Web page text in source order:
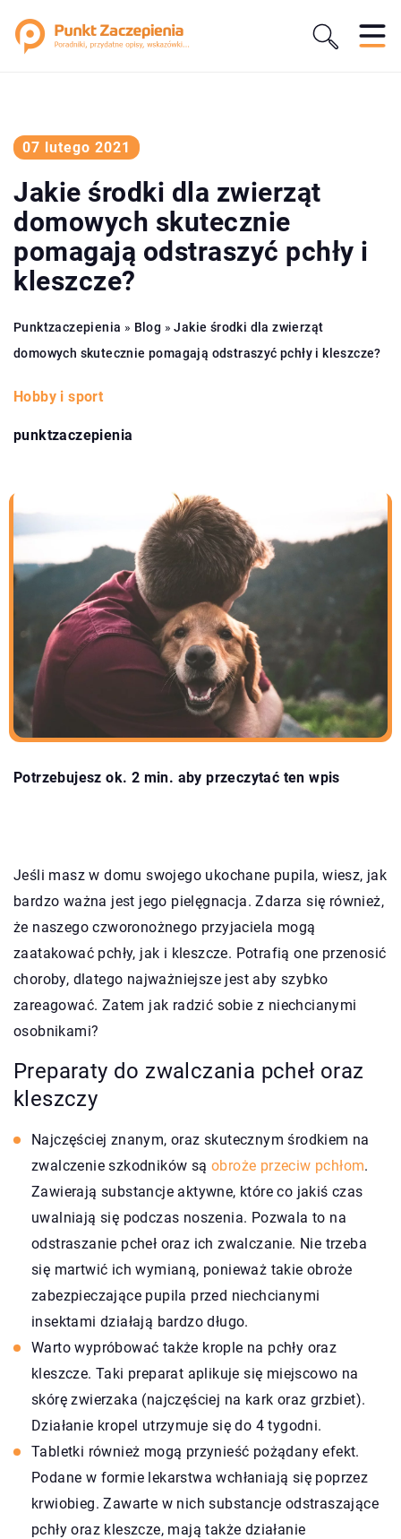
07 lutego 2021
Jakie środki dla zwierząt
domowych skutecznie
pomagają odstraszyć pchły i
kleszcze?
Punktzaczepienia » Blog »Jakie środki dla zwierząt
domowych skutecznie pomagają odstraszyć pchły i kleszcze?
Hobby i sport
punktzaczepienia
Potrzebujesz ok. 2 min. aby przeczytać ten wpis
Jeśli masz w domu swojego ukochane pupila, wiesz, jak
bardzo ważna jest jego pielęgnacja. Zdarza się również,
że naszego czworonożnego przyjaciela mogą
zaatakować pchły, jak i kleszcze. Potrafią one przenosić
choroby, dlatego najważniejsze jest aby szybko
zareagować. Zatem jak radzić sobie z niechcianymi
osobnikami?
Preparaty do zwalczania pcheł oraz
kleszczy
Najczęściej znanym, oraz skutecznym środkiem na
zwalczenie szkodników są obroże przeciw pchłom.
Zawierają substancje aktywne, które co jakiś czas
uwalniają się podczas noszenia. Pozwala to na
odstraszanie pcheł oraz ich zwalczanie. Nie trzeba
się martwić ich wymianą, ponieważ takie obroże
zabezpieczające pupila przed niechcianymi
insektami działają bardzo długo.
Warto wypróbować także krople na pchły oraz
kleszcze. Taki preparat aplikuje się miejscowo na
skórę zwierzaka (najczęściej na kark oraz grzbiet).
Działanie kropel utrzymuje się do 4 tygodni.
Tabletki również mogą przynieść pożądany efekt.
Podane w formie lekarstwa wchłaniają się poprzez
krwiobieg. Zawarte w nich substancje odstraszające
pchły oraz kleszcze, mają także działanie